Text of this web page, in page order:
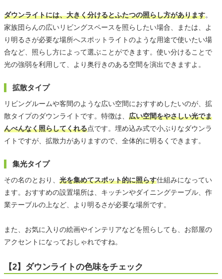
ダウンライトには、大きく分けるとふたつの照らし方があります。
家族団らんの広いリビングスペースを照らしたい場合、または、よ
り明るさが必要な場所へスポットライトのような用途で使いたい場
合など、照らし方によって選ぶことができます。使い分けることで
光の強弱を利用して、より奥行きのある空間を演出できますよ。
拡散タイプ
リビングルームや客間のような広い空間におすすめしたいのが、拡
散タイプのダウンライトです。特徴は、 広い空間をやさしい光でま
んべんなく照らしてくれる点です。埋め込み式で小ぶりなダウンラ
イトですが、拡散力がありますので、全体的に明るくできます。
集光タイプ
その名のとおり、 光を集めてスポット的に照らす仕組みになってい
ます。おすすめの設置場所は、キッチンやダイニングテーブル、作
業テーブルの上など、より明るさが必要な場所です。
また、お気に入りの絵画やインテリアなどを照らしても、お部屋の
アクセントになっておしゃれですね。
【2】ダウンライトの色味をチェック